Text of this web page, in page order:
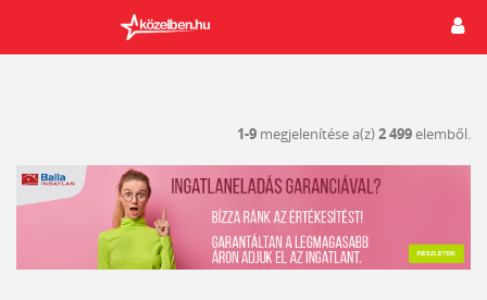
1-9 megjelenítése a(z)2 499elemből.